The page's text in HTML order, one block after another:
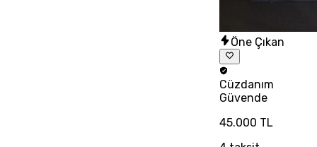
Öne Çıkan
Cüzdanım
Güvende
45.000 TL